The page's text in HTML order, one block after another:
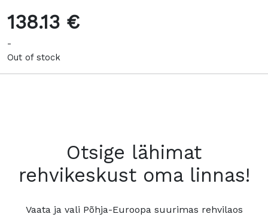
138.13 €
-
Out of stock
Otsige lähimat
rehvikeskust oma linnas!
Vaata ja vali Põhja-Euroopa suurimas rehvilaos